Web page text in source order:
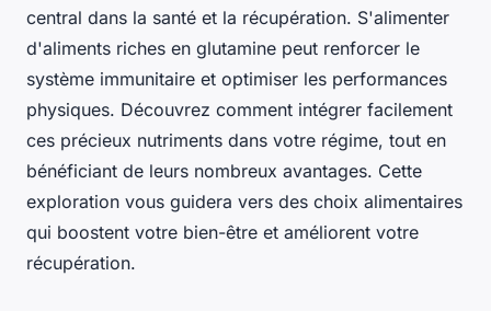
central dans la santé et la récupération. S'alimenter
d'aliments riches en glutamine peut renforcer le
système immunitaire et optimiser les performances
physiques. Découvrez comment intégrer facilement
ces précieux nutriments dans votre régime, tout en
bénéficiant de leurs nombreux avantages. Cette
exploration vous guidera vers des choix alimentaires
qui boostent votre bien-être et améliorent votre
récupération.